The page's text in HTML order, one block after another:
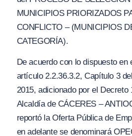
MUNICIPIOS PRIORIZADOS
CONFLICTO – (MUNICIPIOS
CATEGORÍA).
De acuerdo con lo dispuesto en
artículo 2.2.36.3.2, Capítulo 3
2015, adicionado por el Decreto
Alcaldía de CÁCERES –
reportó la Oferta Pública de
en adelante se denominará